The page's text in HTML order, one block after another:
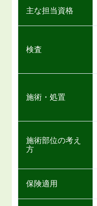
主な担当資格
検査
施術・処置
施術部位の考え
方
保険適用